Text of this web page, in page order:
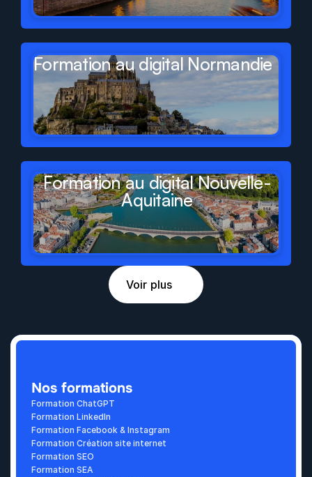
Formation au digital Normandie
Formation au digital Nouvelle-
Aquitaine
Voir plus
Nos formations
Formation ChatGPT
Formation LinkedIn
Formation Facebook & Instagram
Formation Création site internet
Formation SEO
Formation SEA